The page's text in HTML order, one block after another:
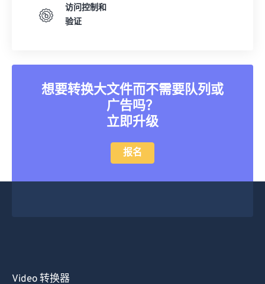
访问控制和
验证
想要转换大文件而不需要队列或
广告吗？
立即升级
报名
Video 转换器